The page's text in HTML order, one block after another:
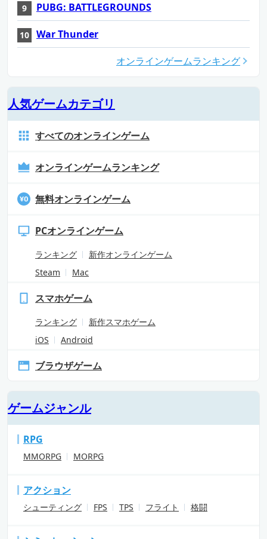
PUBG: BATTLEGROUNDS
War Thunder
オンラインゲームランキング
人気ゲームカテゴリ
すべてのオンラインゲーム
オンラインゲームランキング
無料オンラインゲーム
PCオンラインゲーム
ランキング
新作オンラインゲーム
Steam
Mac
スマホゲーム
ランキング
新作スマホゲーム
iOS
Android
ブラウザゲーム
ゲームジャンル
RPG
MMORPG MORPG
アクション
シューティング FPS TPS フライト 格闘